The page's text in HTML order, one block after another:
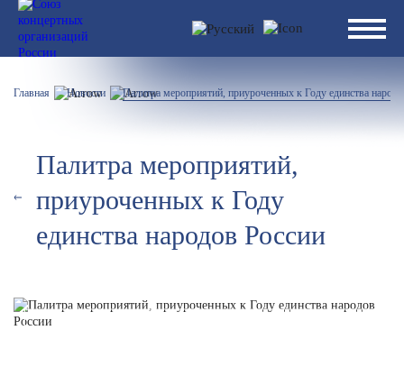
Главная Новости Палитра мероприятий, приуроченных к Году единства
Палитра мероприятий,
приуроченных к Году
единства народов России